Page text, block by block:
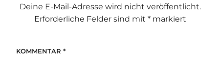
Deine E-Mail-Adresse wird nicht veröffentlicht.
Erforderliche Felder sind mit *markiert
KOMMENTAR *